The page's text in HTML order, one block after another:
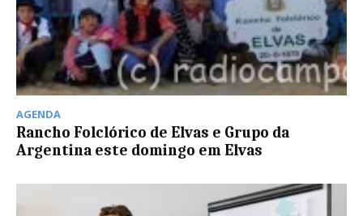
AGENDA
Rancho Folclórico de Elvas e Grupo da
Argentina este domingo em Elvas